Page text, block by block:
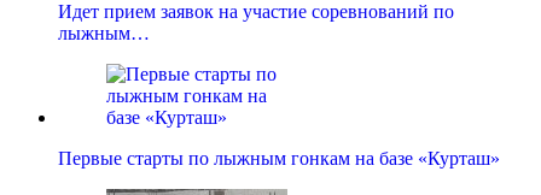
Идет прием заявок на участие соревнований по
лыжным…
Первые старты по лыжным гонкам на базе «Курташ»